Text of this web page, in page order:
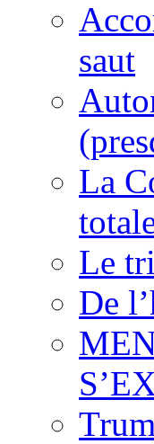
saut
La
Le
De